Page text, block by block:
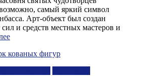
самый яркий символ
Арт-объект был создан
и средств местных мастеров и